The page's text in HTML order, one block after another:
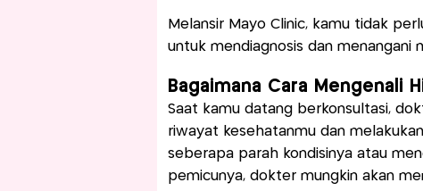
Melansir Mayo Clinic, kamu tidak
untuk mendiagnosis dan menangani
Bagaimana Cara Mengenali
Saat kamu datang berkonsultasi,
riwayat kesehatanmu dan
seberapa parah kondisinya atau
pemicunya, dokter mungkin akan